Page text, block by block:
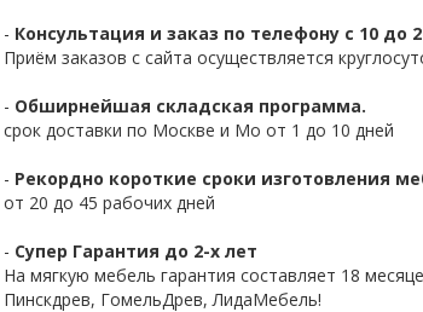
- Консультация и заказ по телефону с 10 до
Приём заказов с сайта осуществляется
- Обширнейшая складская программа.
срок доставки по Москве и Мо от 1 до 10 дней
- Рекордно короткие сроки изготовления
от 20 до 45 рабочих дней
- Супер Гарантия до 2-х лет
На мягкую мебель гарантия составляет 18
Пинскдрев, ГомельДрев, ЛидаМебель!